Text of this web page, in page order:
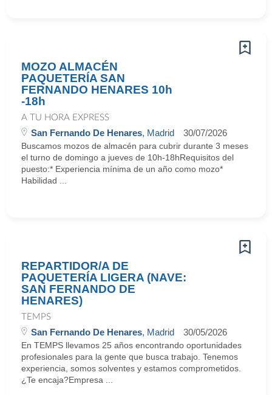
MOZO ALMACÉN
PAQUETERÍA SAN
FERNANDO HENARES 10h
-18h
A TU HORA EXPRESS
San Fernando De Henares, Madrid 30/07/2026
Buscamos mozos de almacén para cubrir durante 3 meses
el turno de domingo a jueves de 10h-18hRequisitos del
puesto:* Experiencia mínima de un año como mozo*
Habilidad ...
REPARTIDOR/A DE
PAQUETERÍA LIGERA (NAVE:
SAN FERNANDO DE
HENARES)
TEMPS
San Fernando De Henares, Madrid 30/05/2026
En TEMPS llevamos 25 años encontrando oportunidades
profesionales para la gente que busca trabajo. Tenemos
experiencia, somos solventes y estamos comprometidos.
¿Te encaja?Empresa ...